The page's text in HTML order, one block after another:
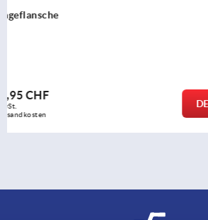
Industrie-Stoßdämpfer einstellbar
ab121,88 CHF
zzgl. Versandkosten